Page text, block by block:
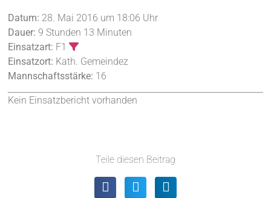
Datum: 28. Mai 2016 um 18:06 Uhr
Dauer: 9 Stunden 13 Minuten
Einsatzart: F1
Einsatzort: Kath. Gemeindez
Mannschaftsstärke: 16
Kein Einsatzbericht vorhanden
Teile diesen Beitrag